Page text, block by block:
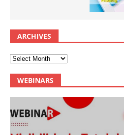
ARCHIVES
WEBINARS